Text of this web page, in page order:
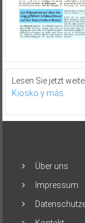
Lesen Sie jetzt
Kiosko y más
Über uns
Impressum